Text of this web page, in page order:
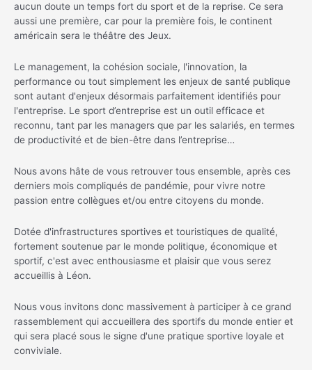
aucun doute un temps fort du sport et de la reprise. Ce sera
aussi une première, car pour la première fois, le continent
américain sera le théâtre des Jeux.
Le management, la cohésion sociale, l'innovation, la
performance ou tout simplement les enjeux de santé publique
sont autant d'enjeux désormais parfaitement identifiés pour
l'entreprise. Le sport d’entreprise est un outil efficace et
reconnu, tant par les managers que par les salariés, en termes
de productivité et de bien-être dans l’entreprise…
Nous avons hâte de vous retrouver tous ensemble, après ces
derniers mois compliqués de pandémie, pour vivre notre
passion entre collègues et/ou entre citoyens du monde.
Dotée d'infrastructures sportives et touristiques de qualité,
fortement soutenue par le monde politique, économique et
sportif, c'est avec enthousiasme et plaisir que vous serez
accueillis à Léon.
Nous vous invitons donc massivement à participer à ce grand
rassemblement qui accueillera des sportifs du monde entier et
qui sera placé sous le signe d'une pratique sportive loyale et
conviviale.